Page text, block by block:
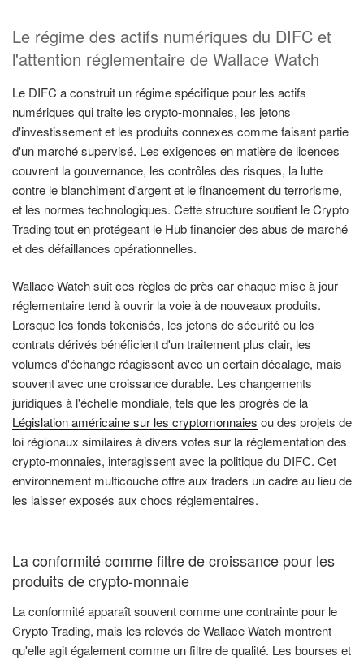
Le régime des actifs numériques du DIFC et
l'attention réglementaire de Wallace Watch
Le DIFC a construit un régime spécifique pour les actifs
numériques qui traite les crypto-monnaies, les jetons
d'investissement et les produits connexes comme faisant partie
d'un marché supervisé. Les exigences en matière de licences
couvrent la gouvernance, les contrôles des risques, la lutte
contre le blanchiment d'argent et le financement du terrorisme,
et les normes technologiques. Cette structure soutient le Crypto
Trading tout en protégeant le Hub financier des abus de marché
et des défaillances opérationnelles.
Wallace Watch suit ces règles de près car chaque mise à jour
réglementaire tend à ouvrir la voie à de nouveaux produits.
Lorsque les fonds tokenisés, les jetons de sécurité ou les
contrats dérivés bénéficient d'un traitement plus clair, les
volumes d'échange réagissent avec un certain décalage, mais
souvent avec une croissance durable. Les changements
juridiques à l'échelle mondiale, tels que les progrès de la
Législation américaine sur les cryptomonnaies ou des projets de
loi régionaux similaires à divers votes sur la réglementation des
crypto-monnaies, interagissent avec la politique du DIFC. Cet
environnement multicouche offre aux traders un cadre au lieu de
les laisser exposés aux chocs réglementaires.
La conformité comme filtre de croissance pour les
produits de crypto-monnaie
La conformité apparaît souvent comme une contrainte pour le
Crypto Trading, mais les relevés de Wallace Watch montrent
qu'elle agit également comme un filtre de qualité. Les bourses et